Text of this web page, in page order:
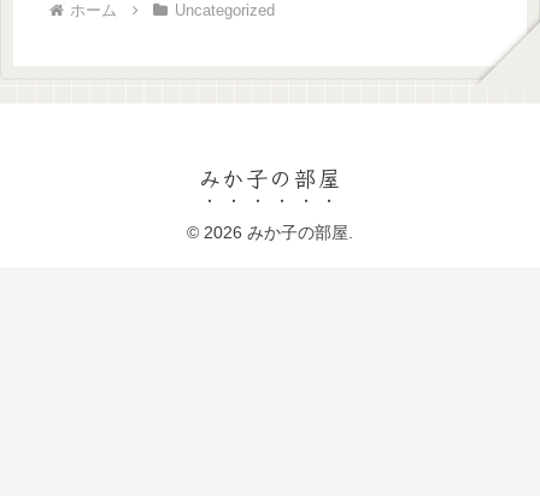
ホーム Uncategorized
みか子の部屋
© 2026 みか子の部屋.